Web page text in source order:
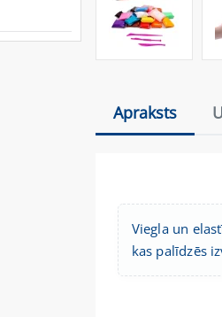
Apraksts
Viegla un
kas palīdzēs